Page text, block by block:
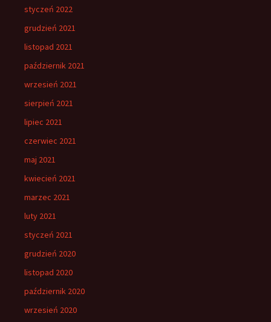
styczeń 2022
grudzień 2021
listopad 2021
październik 2021
wrzesień 2021
sierpień 2021
lipiec 2021
czerwiec 2021
maj 2021
kwiecień 2021
marzec 2021
luty 2021
styczeń 2021
grudzień 2020
listopad 2020
październik 2020
wrzesień 2020